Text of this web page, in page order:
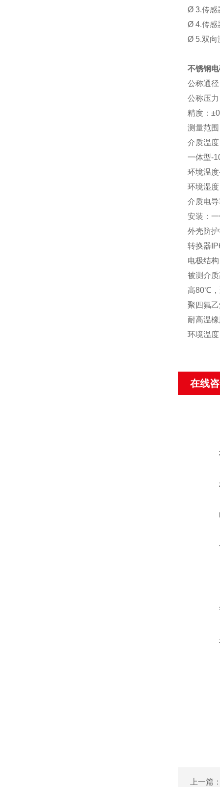
Ø 3.传感
Ø 4.传感
Ø 5.双向
不锈钢
公称通
公称压
精度：
测量范
介质温
一体型-
环境温
环境湿
介质电
安装：
外壳防
转换器
电极结
被测介
高80℃
聚四氟
耐高温
环境温
在线
上一篇